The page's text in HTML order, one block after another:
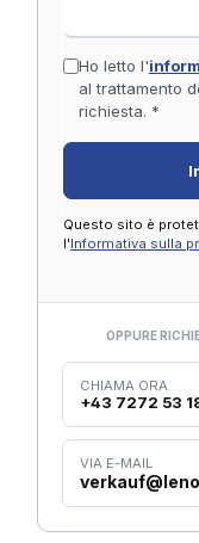
Ho letto l'
al trattamento
richiesta. *
Questo sito è
l'Informativa sulla
OPPURE
CHIAMA ORA
+43 7272 53
VIA E-MAIL